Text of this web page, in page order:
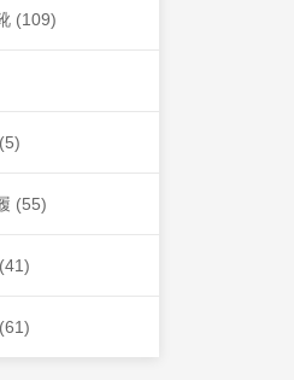
(109)
(5)
(55)
(41)